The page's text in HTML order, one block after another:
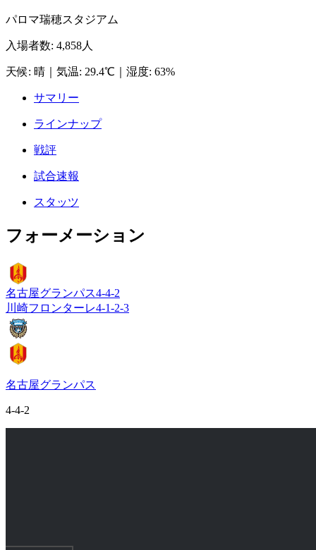
パロマ瑞穂スタジアム
入場者数: 4,858人
天候: 晴 気温: 29.4℃ 湿度: 63%
サマリー
ラインナップ
戦評
試合速報
スタッツ
フォーメーション
名古屋グランパス4-4-2
川崎フロンターレ4-1-2-3
名古屋グランパス
4-4-2